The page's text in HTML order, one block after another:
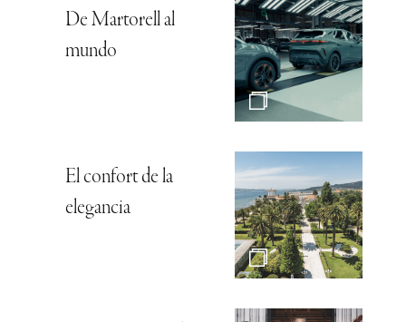
De Martorell al
mundo
El confort de la
elegancia